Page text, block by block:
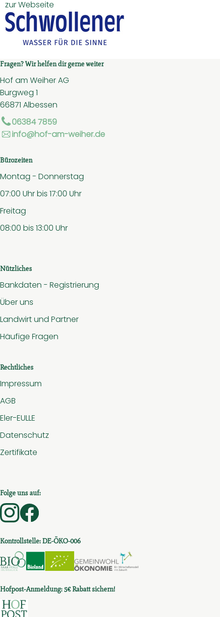
zur Webseite
Fragen? Wir helfen dir gerne weiter
Hof am Weiher AG
Burgweg 1
66871 Albessen
06384 7859
info@hof-am-weiher.de
Bürozeiten
Montag - Donnerstag
07:00 Uhr bis 17:00 Uhr
Freitag
08:00 bis 13:00 Uhr
Nützliches
Bankdaten - Registrierung
Über uns
Landwirt und Partner
Häufige Fragen
Rechtliches
Impressum
AGB
Eler-EULLE
Datenschutz
Zertifikate
Folge uns auf:
Externer Link zu https://www.instagram.com/
Kontrollstelle: DE-ÖKO-006
Externer Link zu https://www.bio-saar-pfalz-
Externer Link zu https://www.bioc.info/
Externer Link zu https://
Hofpost-Anmeldung: 5€ Rabatt sichern!